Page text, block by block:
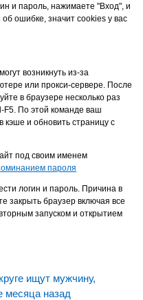
и пароль, нажимаете "Вход", и
ошибке, значит cookies у вас
возникнуть из-за
или прокси-сервере. После
в браузере несколько раз
По этой команде ваш
кэше и обновить страницу с
под своим именем
пароля
логин и пароль. Причина в
закрыть браузер включая все
запуском и открытием
ищут мужчину,
месяца назад